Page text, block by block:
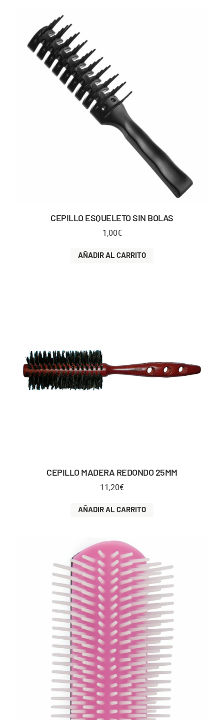
CEPILLO ESQUELETO SIN BOLAS
1,00€
AÑADIR AL CARRITO
CEPILLO MADERA REDONDO 25MM
11,20€
AÑADIR AL CARRITO